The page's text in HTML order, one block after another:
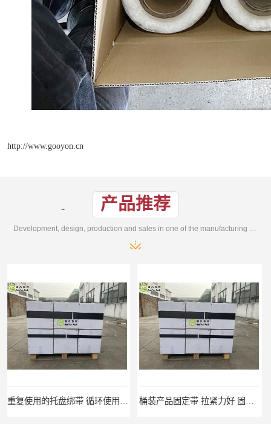
http://www.gooyon.cn
产品推荐
Development, design, production and sales in one of the manufacturing enterprises
桶装产品固定带 拉紧力好 固永包材 托盘运输网兜 固永包材